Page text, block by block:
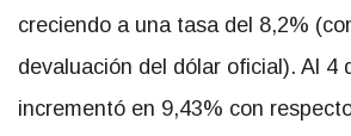
creciendo a una tasa del 8,2%
devaluación del dólar oficial). Al 4
incrementó en 9,43% con